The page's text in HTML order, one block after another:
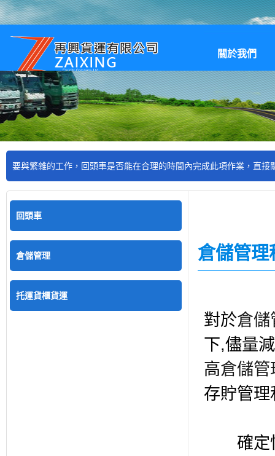
關於我們
產品項目
雜的工作，回頭車是否能在合理的時間內完成此項作業，直接關
回頭車
倉儲管理
托運貨櫃貨運
倉儲管理
對於倉儲
下,儘量
高倉儲管
存貯管
確定性